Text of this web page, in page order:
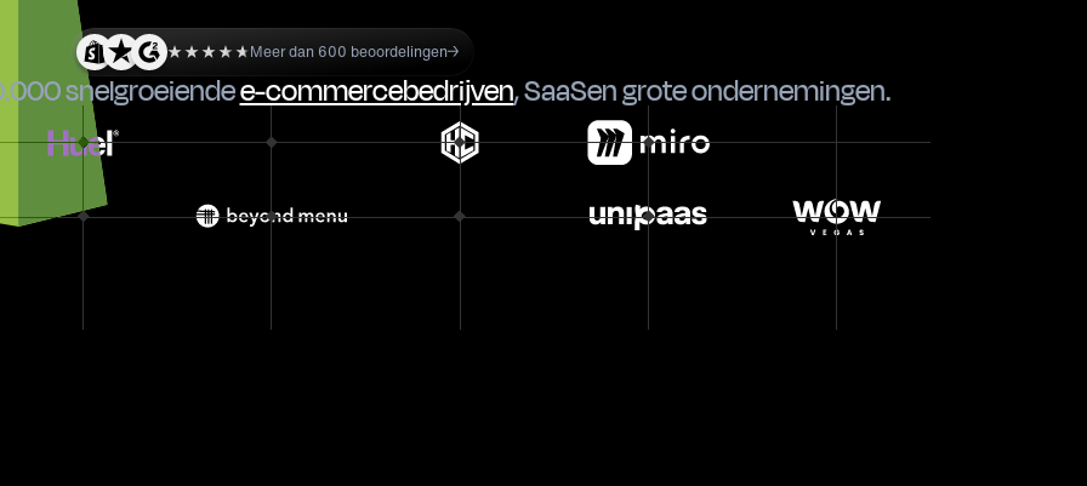
Meer dan 600 beoordelingen
snelgroeiendee-commercebedrijven,SaaSengrote ondernemingen.